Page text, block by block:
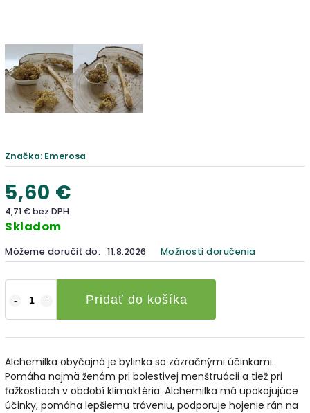
Značka: Emerosa
5,60 €
4,71 € bez DPH
Skladom
Môžeme doručiť do: 11.8.2026 Možnosti doručenia
Pridať do košíka
Alchemilka obyčajná je bylinka so zázračnými účinkami.
Pomáha najmä ženám pri bolestivej menštruácii a tiež pri
ťažkostiach v období klimaktéria. Alchemilka má upokojujúce
účinky, pomáha lepšiemu tráveniu, podporuje hojenie rán na